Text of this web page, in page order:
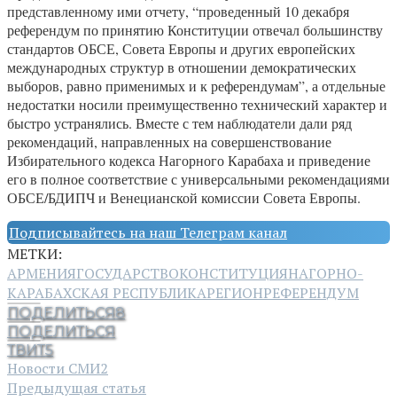
представленному ими отчету, “проведенный 10 декабря
референдум по принятию Конституции отвечал большинству
стандартов ОБСЕ, Совета Европы и других европейских
международных структур в отношении демократических
выборов, равно применимых и к референдумам”, а отдельные
недостатки носили преимущественно технический характер и
быстро устранялись. Вместе с тем наблюдатели дали ряд
рекомендаций, направленных на совершенствование
Избирательного кодекса Нагорного Карабаха и приведение
его в полное соответствие с универсальными рекомендациями
ОБСЕ/БДИПЧ и Венецианской комиссии Совета Европы.
Подписывайтесь на наш Телеграм канал
МЕТКИ:
АРМЕНИЯГОСУДАРСТВОКОНСТИТУЦИЯНАГОРНО-
КАРАБАХСКАЯ РЕСПУБЛИКАРЕГИОНРЕФЕРЕНДУМ
ПОДЕЛИТЬСЯ8
ПОДЕЛИТЬСЯ
ТВИТ5
Новости СМИ2
Предыдущая статья